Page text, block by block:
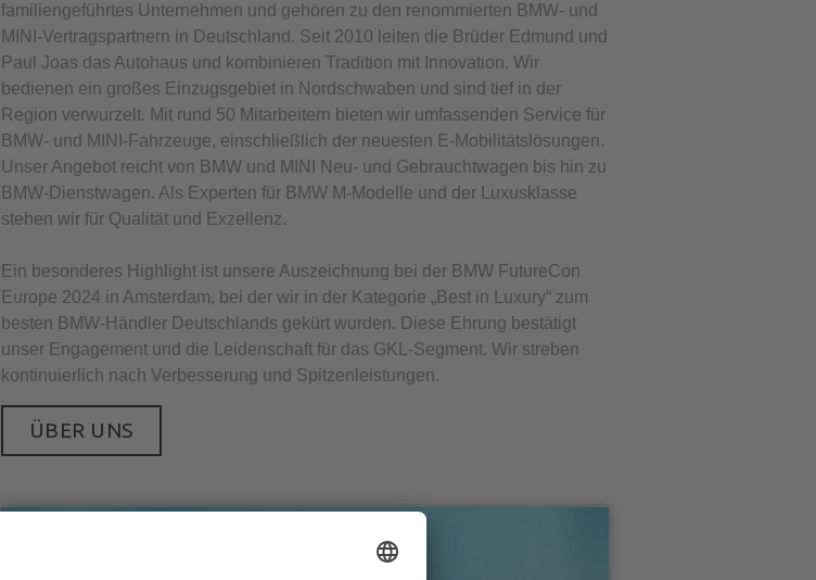
familiengeführtes Unternehmen und gehören zu den renommierten BMW- und
MINI-Vertragspartnern in Deutschland. Seit 2010 leiten die Brüder Edmund und
Paul Joas das Autohaus und kombinieren Tradition mit Innovation. Wir
bedienen ein großes Einzugsgebiet in Nordschwaben und sind tief in der
Region verwurzelt. Mit rund 50 Mitarbeitern bieten wir umfassenden Service für
BMW- und MINI-Fahrzeuge, einschließlich der neuesten E-Mobilitätslösungen.
Unser Angebot reicht von BMW und MINI Neu- und Gebrauchtwagen bis hin zu
BMW-Dienstwagen. Als Experten für BMW M-Modelle und der Luxusklasse
stehen wir für Qualität und Exzellenz.
Ein besonderes Highlight ist unsere Auszeichnung bei der BMW FutureCon
Europe 2024 in Amsterdam, bei der wir in der Kategorie „Best in Luxury“ zum
besten BMW-Händler Deutschlands gekürt wurden. Diese Ehrung bestätigt
unser Engagement und die Leidenschaft für das GKL-Segment. Wir streben
kontinuierlich nach Verbesserung und Spitzenleistungen.
ÜBER UNS